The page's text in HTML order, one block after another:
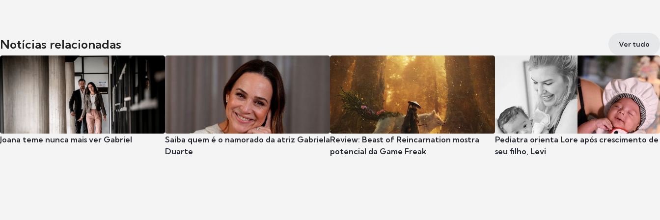
Notícias relacionadas Ver tudo
Joana teme nunca mais ver Gabriel
Saiba quem é o namorado da atriz Gabriela
Duarte
Review: Beast of Reincarnation mostra
potencial da Game Freak
Pediatra orienta Lore após crescimento de
seu filho, Levi